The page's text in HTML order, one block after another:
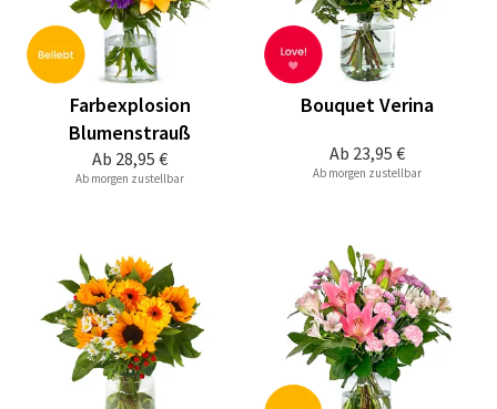
Ab 28,95 €
Farbexplosion
Blumenstrauß
Ab morgen zustellbar
Ab 23,95 €
Bouquet Verina
Ab morgen zustellbar